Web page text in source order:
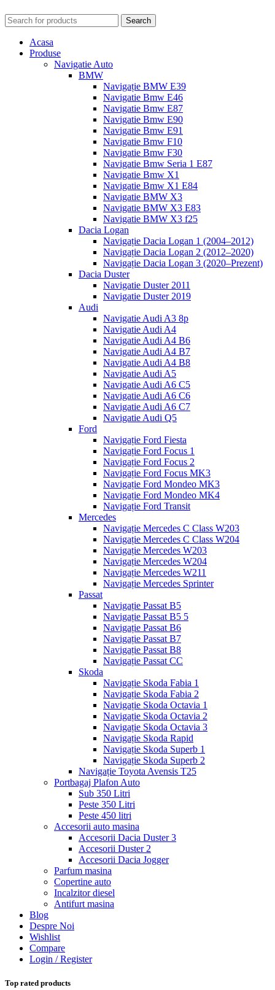
Search
Acasa
Produse
Navigatie Auto
BMW
Navigație BMW E39
Navigatie Bmw E46
Navigatie Bmw E87
Navigatie Bmw E90
Navigatie Bmw E91
Navigatie Bmw F10
Navigatie Bmw F30
Navigatie Bmw Seria 1 E87
Navigatie Bmw X1
Navigatie Bmw X1 E84
Navigatie BMW X3
Navigatie BMW X3 E83
Navigatie BMW X3 f25
Dacia Logan
Navigație Dacia Logan 1 (2004–2012)
Navigație Dacia Logan 2 (2012–2020)
Navigație Dacia Logan 3 (2020–Prezent)
Dacia Duster
Navigatie Duster 2011
Navigatie Duster 2019
Audi
Navigatie Audi A3 8p
Navigatie Audi A4
Navigatie Audi A4 B6
Navigatie Audi A4 B7
Navigatie Audi A4 B8
Navigatie Audi A5
Navigatie Audi A6 C5
Navigatie Audi A6 C6
Navigatie Audi A6 C7
Navigatie Audi Q5
Ford
Navigație Ford Fiesta
Navigație Ford Focus 1
Navigație Ford Focus 2
Navigație Ford Focus MK3
Navigație Ford Mondeo MK3
Navigație Ford Mondeo MK4
Navigație Ford Transit
Mercedes
Navigație Mercedes C Class W203
Navigație Mercedes C Class W204
Navigație Mercedes W203
Navigație Mercedes W204
Navigație Mercedes W211
Navigație Mercedes Sprinter
Passat
Navigație Passat B5
Navigație Passat B5 5
Navigație Passat B6
Navigație Passat B7
Navigație Passat B8
Navigație Passat CC
Skoda
Navigație Skoda Fabia 1
Navigație Skoda Fabia 2
Navigație Skoda Octavia 1
Navigație Skoda Octavia 2
Navigație Skoda Octavia 3
Navigație Skoda Rapid
Navigație Skoda Superb 1
Navigație Skoda Superb 2
Navigație Toyota Avensis T25
Portbagaj Plafon Auto
Sub 350 Litri
Peste 350 Litri
Peste 450 litri
Accesorii auto masina
Accesorii Dacia Duster 3
Accesorii Duster 2
Accesorii Dacia Jogger
Parfum masina
Copertine auto
Incalzitor diesel
Antifurt masina
Blog
Despre Noi
Wishlist
Compare
Login / Register
Top rated products